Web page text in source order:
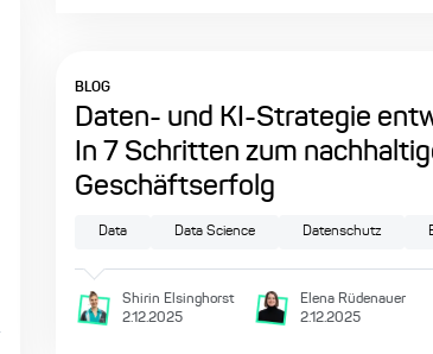
BLOG
Daten- und KI-Strategie
In 7 Schritten zum
Geschäftserfolg
Data Data Science Datenschutz
Shirin Elsinghorst
2.12.2025
Elena Rüdenauer
2.12.2025